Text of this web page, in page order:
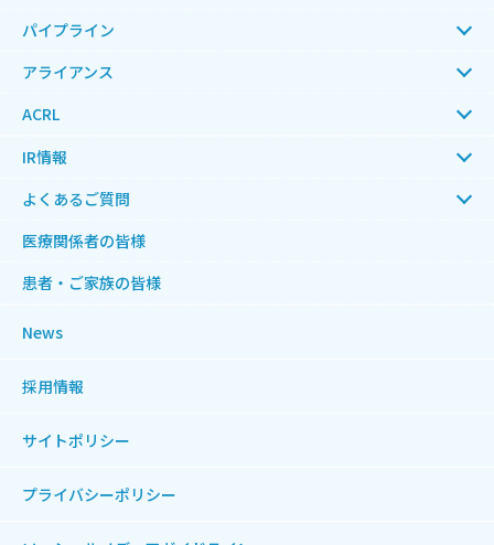
パイプライン
アライアンス
ACRL
IR情報
よくあるご質問
医療関係者の皆様
患者・ご家族の皆様
News
採用情報
サイトポリシー
プライバシーポリシー